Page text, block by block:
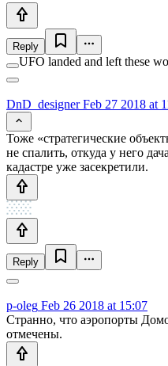
Reply
UFO landed and left these
DnD_designerFeb 27 2018 at
Тоже «стратегические
не спалить, откуда у него
кадастре уже засекретили.
Reply
p-oleg Feb 26 2018 at 15:07
Странно, что аэропорты
отмечены.